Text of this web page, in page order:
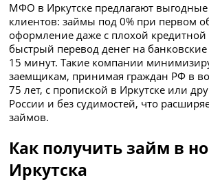
МФО в Иркутске предлагают выгодные
клиентов: займы под 0% при первом
оформление даже с плохой кредитной
быстрый перевод денег на
15 минут. Такие компании
заемщикам, принимая граждан РФ в
75 лет, с пропиской в Иркутске или
России и без судимостей, что
займов.
Как получить займ в
Иркутска